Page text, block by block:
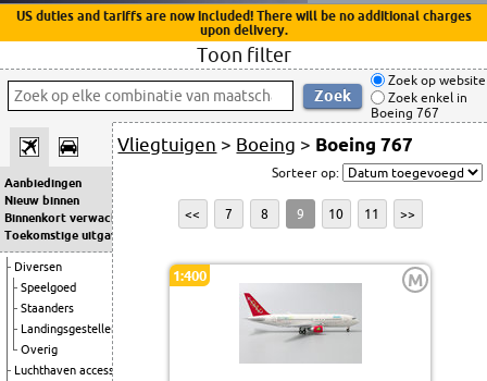
US duties and tariffs are now included! There will be no additional charges
upon delivery.
Toon filter
Zoek op website
Zoek enkel in
Boeing 767
Aanbiedingen
Nieuw binnen
Binnenkort verwacht
Toekomstige uitgaven
Diversen
Speelgoed
Staanders
Landingsgestellen
Overig
Luchthaven accessoires
Vliegtuigen > Boeing > Boeing 767
Sorteer op:
<< 7 8 9 10 11 >>
1:400 M